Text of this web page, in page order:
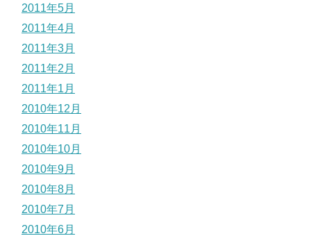
2011年5月
2011年4月
2011年3月
2011年2月
2011年1月
2010年12月
2010年11月
2010年10月
2010年9月
2010年8月
2010年7月
2010年6月